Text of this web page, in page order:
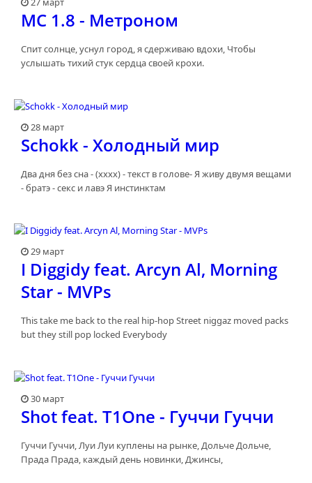
MC 1.8 - Метроном
Спит солнце, уснул город, я сдерживаю вдохи, Чтобы
услышать тихий стук сердца своей крохи.
28 март
Schokk - Холодный мир
Два дня без сна - (хххх) - текст в голове- Я живу двумя вещами
- братэ - секс и лавэ Я инстинктам
29 март
I Diggidy feat. Arcyn Al, Morning
Star - MVPs
This take me back to the real hip-hop Street niggaz moved packs
but they still pop locked Everybody
30 март
Shot feat. T1One - Гуччи Гуччи
Гуччи Гуччи, Луи Луи куплены на рынке, Дольче Дольче,
Прада Прада, каждый день новинки, Джинсы,